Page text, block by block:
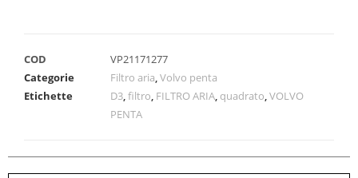
COD
VP21171277
Categorie
Filtro aria,Volvo penta
Etichette
D3,filtro, FILTRO ARIA, quadrato,VOLVO
PENTA